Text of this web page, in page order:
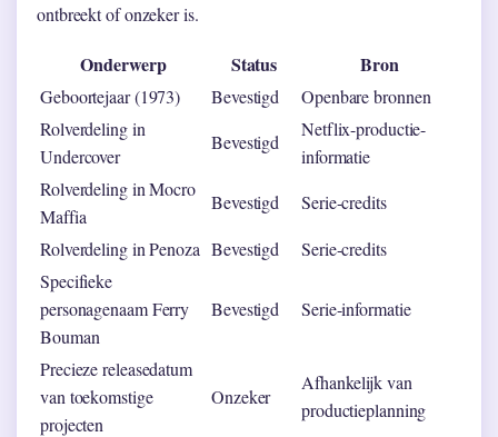
ontbreekt of onzeker is.
Onderwerp Status Bron
Geboortejaar (1973) Bevestigd
Openbare bronnen
Rolverdeling in
Undercover
Bevestigd
Netflix-productie-
informatie
Rolverdeling in Mocro
Maffia
Bevestigd
Serie-credits
Rolverdeling in Penoza Bevestigd
Serie-credits
Specifieke
personagenaam Ferry
Bouman
Bevestigd Serie-informatie
Precieze releasedatum
van toekomstige
projecten
Onzeker
Afhankelijk van
productieplanning